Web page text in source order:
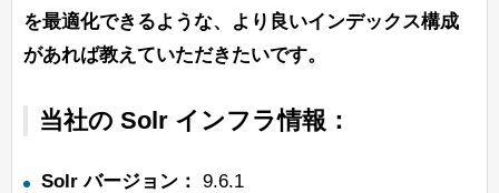
を最適化できるような、より良いインデックス構成
があれば教えていただきたいです。
当社の Solr インフラ情報：
Solr バージョン： 9.6.1